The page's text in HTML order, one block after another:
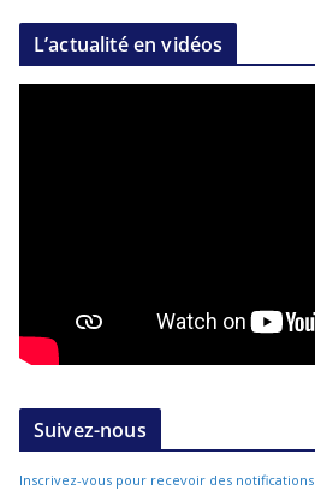
L’actualité en vidéos
Suivez-nous
Inscrivez-vous pour recevoir des notifications